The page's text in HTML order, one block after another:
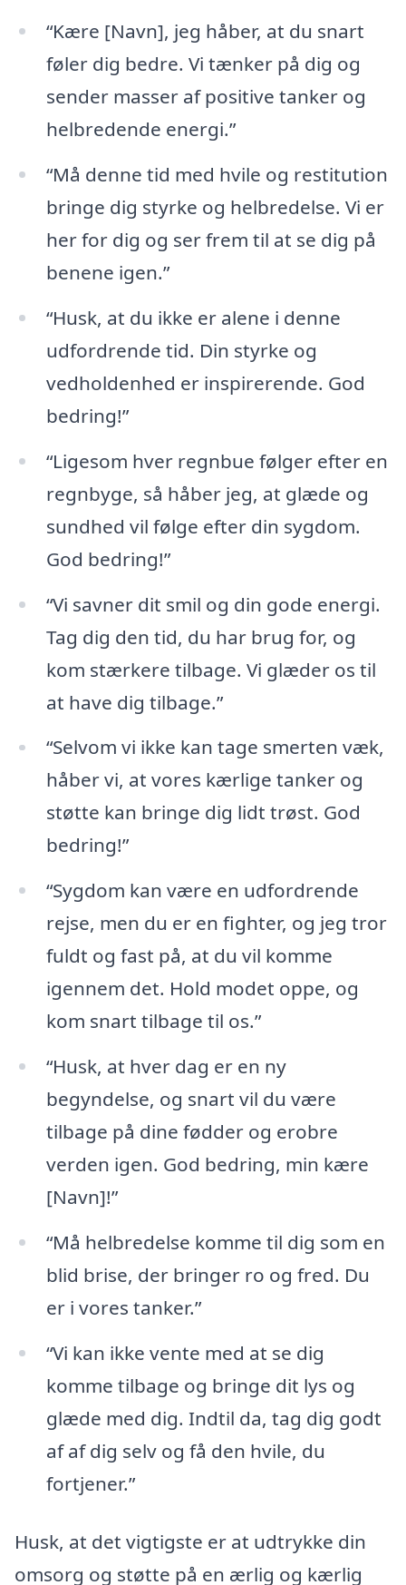
“Kære [Navn], jeg håber, at du snart
føler dig bedre. Vi tænker på dig og
sender masser af positive tanker og
helbredende energi.”
“Må denne tid med hvile og restitution
bringe dig styrke og helbredelse. Vi er
her for dig og ser frem til at se dig på
benene igen.”
“Husk, at du ikke er alene i denne
udfordrende tid. Din styrke og
vedholdenhed er inspirerende. God
bedring!”
“Ligesom hver regnbue følger efter en
regnbyge, så håber jeg, at glæde og
sundhed vil følge efter din sygdom.
God bedring!”
“Vi savner dit smil og din gode energi.
Tag dig den tid, du har brug for, og
kom stærkere tilbage. Vi glæder os til
at have dig tilbage.”
“Selvom vi ikke kan tage smerten væk,
håber vi, at vores kærlige tanker og
støtte kan bringe dig lidt trøst. God
bedring!”
“Sygdom kan være en udfordrende
rejse, men du er en fighter, og jeg tror
fuldt og fast på, at du vil komme
igennem det. Hold modet oppe, og
kom snart tilbage til os.”
“Husk, at hver dag er en ny
begyndelse, og snart vil du være
tilbage på dine fødder og erobre
verden igen. God bedring, min kære
[Navn]!”
“Må helbredelse komme til dig som en
blid brise, der bringer ro og fred. Du
er i vores tanker.”
“Vi kan ikke vente med at se dig
komme tilbage og bringe dit lys og
glæde med dig. Indtil da, tag dig godt
af af dig selv og få den hvile, du
fortjener.”
Husk, at det vigtigste er at udtrykke din
omsorg og støtte på en ærlig og kærlig